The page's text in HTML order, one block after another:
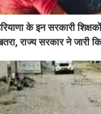
के इन सरकारी
राज्य सरकार ने जारी